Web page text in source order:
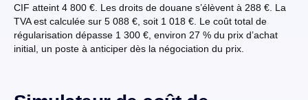
CIF atteint 4 800 €. Les droits de douane s’élèvent à 288 €. La
TVA est calculée sur 5 088 €, soit 1 018 €. Le coût total de
régularisation dépasse 1 300 €, environ 27 % du prix d’achat
initial, un poste à anticiper dès la négociation du prix.